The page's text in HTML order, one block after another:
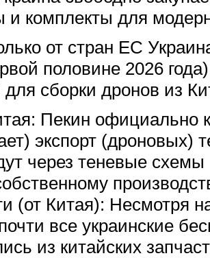
и комплекты для
от стран ЕС
половине 2026
для сборки дронов из
Пекин официально
экспорт (дроновых)
через теневые
(от Китая): Несмотря
все украинские
из китайских